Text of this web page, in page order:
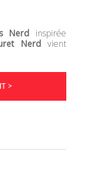
Nerdinspirée
Nerdvient
>